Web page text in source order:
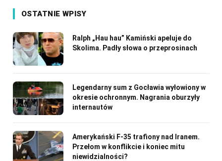
OSTATNIE WPISY
Ralph „Hau hau” Kamiński apeluje do
Skolima. Padły słowa o przeprosinach
Legendarny sum z Gocławia wyłowiony w
okresie ochronnym. Nagrania oburzyły
internautów
Amerykański F-35 trafiony nad Iranem.
Przełom w konflikcie i koniec mitu
niewidzialności?